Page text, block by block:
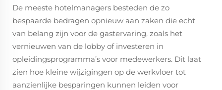
De meeste hotelmanagers besteden de zo
bespaarde bedragen opnieuw aan zaken die echt
van belang zijn voor de gastervaring, zoals het
vernieuwen van de lobby of investeren in
opleidingsprogramma’s voor medewerkers. Dit laat
zien hoe kleine wijzigingen op de werkvloer tot
aanzienlijke besparingen kunnen leiden voor